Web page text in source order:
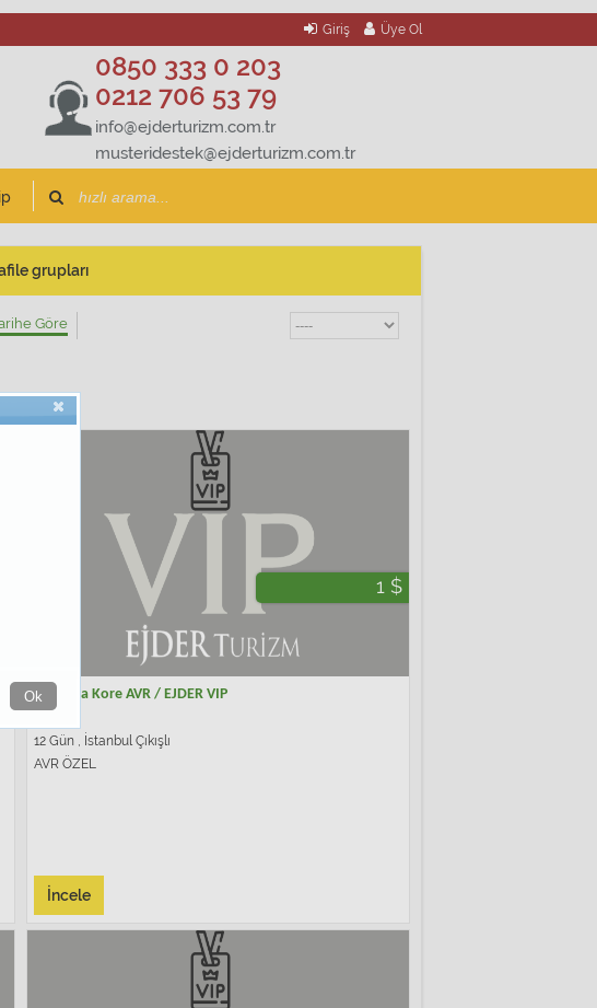
Giriş Üye Ol
0850 333 0 203
0212 706 53 79
info@ejderturizm.com.tr
musteridestek@ejderturizm.com.tr
grupları
Göre
1 $
Japonya Kore AVR / EJDER VIP
12 Gün , İstanbul Çıkışlı
AVR ÖZEL
İncele
Ok